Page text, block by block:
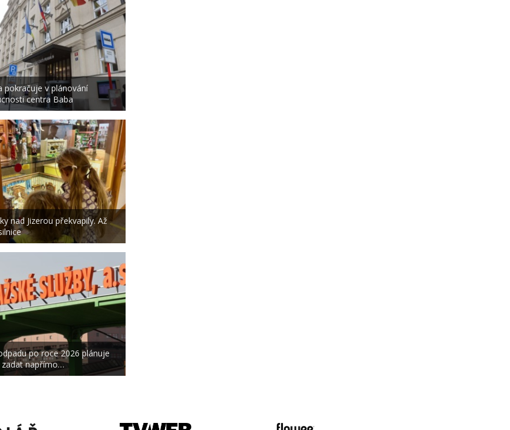
pokračuje v plánování
centra Baba
nad Jizerou překvapily. Až
po roce 2026 plánuje
zadat napřímo…